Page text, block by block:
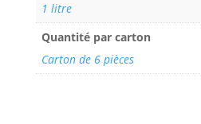
1 litre
Quantité par carton
Carton de 6 pièces